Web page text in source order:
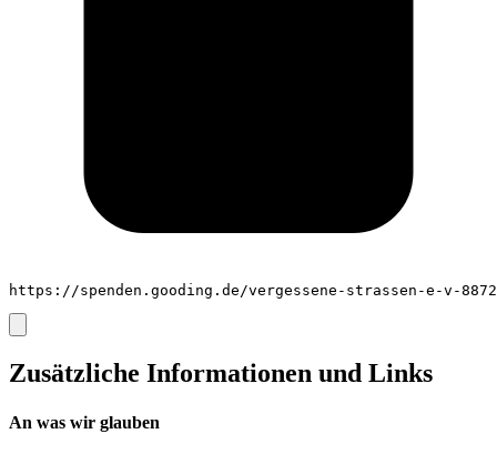
https://spenden.gooding.de/vergessene-strassen-e-v-
Zusätzliche Informationen und Links
An was wir glauben